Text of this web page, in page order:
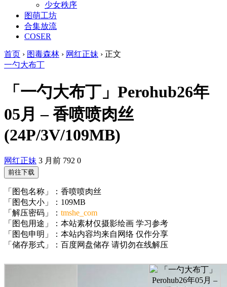
少女秩序
图萌工坊
合集放流
COSER
首页 › 图毒森林 › 网红正妹 › 正文
一勺大布丁
「一勺大布丁」Perohub26年
05月 – 香喷喷肉丝
(24P/3V/109MB)
网红正妹 3 月前 792 0
前往下载
「图包名称」：香喷喷肉丝
「图包大小」：109MB
「解压密码」： tmshe_com
「图包用途」：本站素材仅摄影绘画 学习参考
「图包申明」：本站内容均来自网络 仅作分享
「储存形式」：百度网盘储存 请切勿在线解压